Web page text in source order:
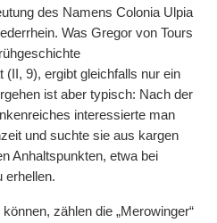
des Namens Colonia Ulpia
Was Gregor von Tours
(II, 9), ergibt gleichfalls nur ein
ist aber typisch: Nach der
interessierte man
und suchte sie aus kargen
Anhaltspunkten, etwa bei
erhellen.
zählen die „Merowinger“